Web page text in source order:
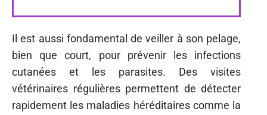
Il est aussi fondamental de veiller à son pelage,
bien que court, pour prévenir les infections
cutanées et les parasites. Des visites
vétérinaires régulières permettent de détecter
rapidement les maladies héréditaires comme la